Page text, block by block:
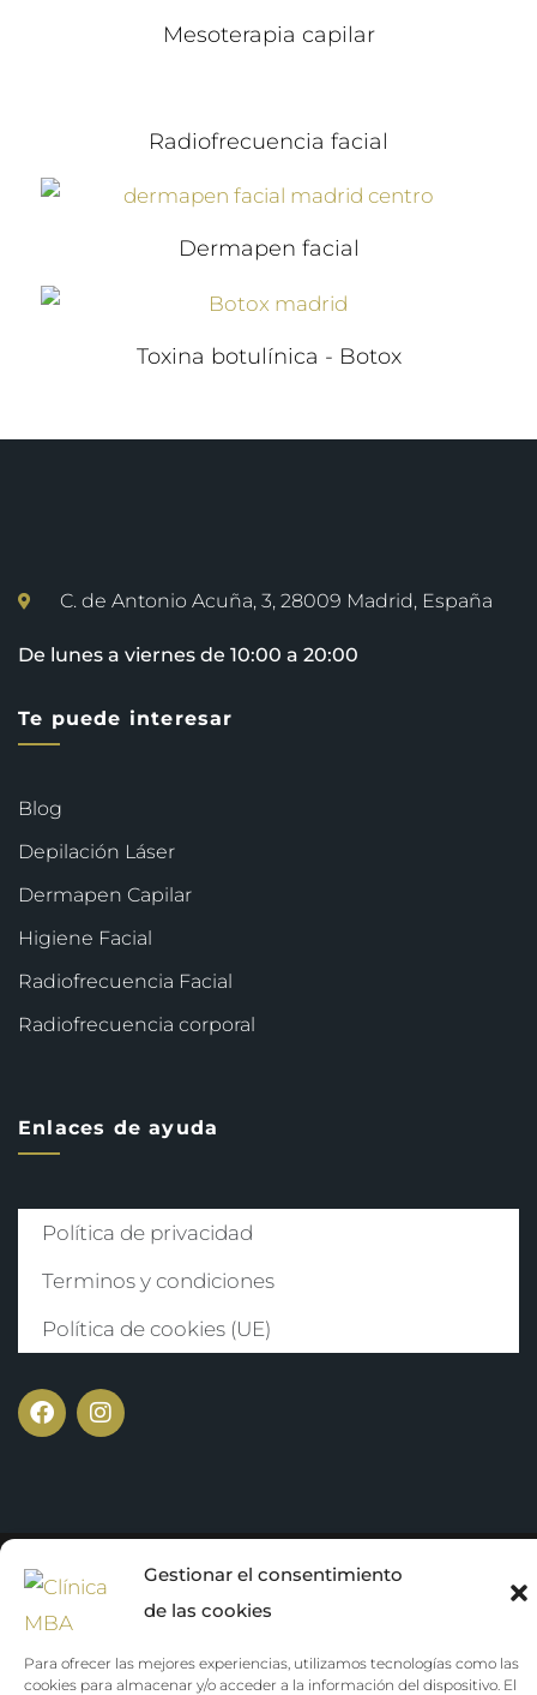
Gestionar el consentimiento
de las cookies
Para ofrecer las mejores experiencias, utilizamos tecnologías como las
cookies para almacenar y/o acceder a la información del dispositivo. El
Mesoterapia capilar
Radiofrecuencia facial
Dermapen facial
Toxina botulínica - Botox
C. de Antonio Acuña, 3, 28009 Madrid, España
De lunes a viernes de 10:00 a 20:00
Te puede interesar
Blog
Depilación Láser
Dermapen Capilar
Higiene Facial
Radiofrecuencia Facial
Radiofrecuencia corporal
Enlaces de ayuda
Política de privacidad
Terminos y condiciones
Política de cookies (UE)
Copyright ©️ 2024 Clínica MBA. Diseñado por